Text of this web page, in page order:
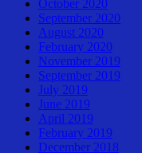
October 2020
September 2020
August 2020
February 2020
November 2019
September 2019
July 2019
June 2019
April 2019
February 2019
December 2018